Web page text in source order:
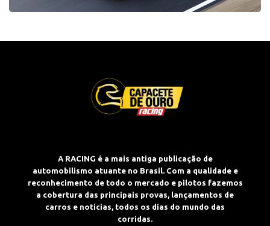
A RACING é a mais antiga publicação de
automobilismo atuante no Brasil. Com a qualidade e
reconhecimento de todo o mercado e pilotos fazemos
a cobertura das principais provas, lançamentos de
carros e notícias, todos os dias do mundo das
corridas.